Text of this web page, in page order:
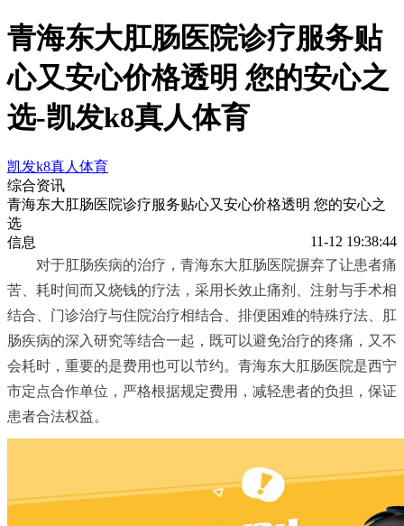
青海东大肛肠医院诊疗服务贴
心又安心价格透明 您的安心之
选-凯发k8真人体育
凯发k8真人体育
综合资讯
青海东大肛肠医院诊疗服务贴心又安心价格透明 您的安心之
选
信息
11-12 19:38:44
对于肛肠疾病的治疗，青海东大肛肠医院摒弃了让患者痛
苦、耗时间而又烧钱的疗法，采用长效止痛剂、注射与手术相
结合、门诊治疗与住院治疗相结合、排便困难的特殊疗法、肛
肠疾病的深入研究等结合一起，既可以避免治疗的疼痛，又不
会耗时，重要的是费用也可以节约。青海东大肛肠医院是西宁
市定点合作单位，严格根据规定费用，减轻患者的负担，保证
患者合法权益。